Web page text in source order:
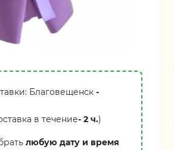
Благовещенск -
в течение- 2 ч.)
любую дату и время